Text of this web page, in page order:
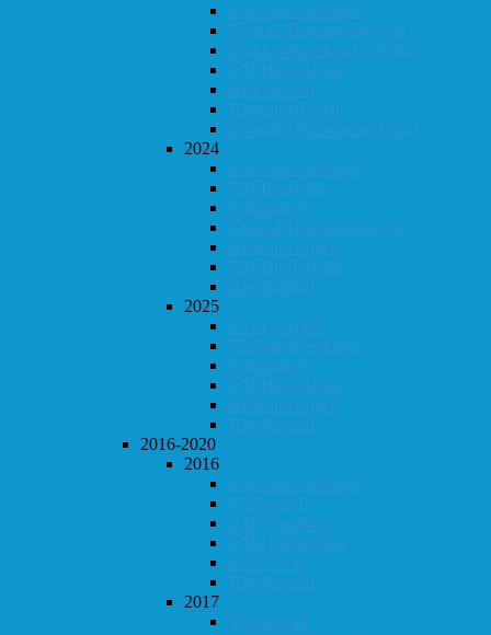
Klubbmesterskapet
Konrad Timestrening (vår)
Klubbmesterskap Lynsjakk
KM Hurtigsjakk
Høst-konrad
Høstturneringen
Konrad Timestrening (høst)
2024
Klubbmesterskapet
KM Lynsjakk
Vår-konrad
Konrad Timestrening (vår)
Høstturneringen
KM Hurtigsjakk
Høst-konrad
2025
KM Lynsjakk
Klubbmesterskapet
Vår-konrad
KM Hurtigsjakk
Høstturneringen
Høst-konrad
2016-2020
2016
Klubbmesterskapet
Vår-konrad
KM i lynsjakk
KM i hurtigsjakk
Follo 20 år
Høst-konrad
2017
Vår-konrad